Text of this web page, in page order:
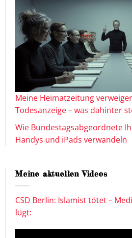
Meine Heimatzeitung
Todesanzeige – was dahinter
Wie Bundestagsabgeordnete
Handys und iPads verwandeln
Meine aktuellen Videos
CSD Berlin: Islamist tötet –
lügt: